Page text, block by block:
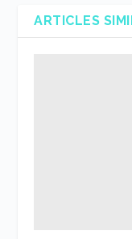
ARTICLES